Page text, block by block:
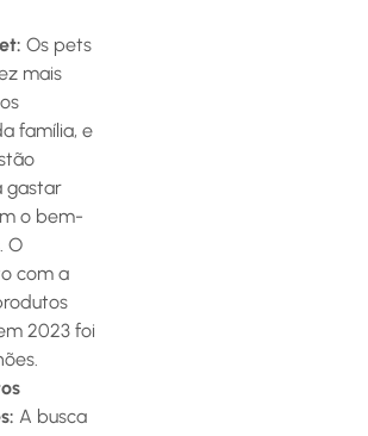
Os pets
mais
família, e
gastar
o bem-
O
com a
2023 foi
A busca